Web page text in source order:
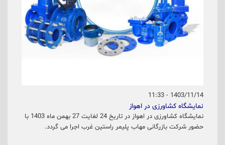
1403/11/14 - 11:33
نمایشگاه کشاورزی در اهواز
نمایشگاه کشاورزی در اهواز در تاریخ 24 لغایت 27 بهمن ماه 1403 با
حضور شرکت بازرگانی مهاب پلیمر راستین غرب اجرا می گردد.